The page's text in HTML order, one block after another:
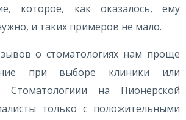
которое, как оказалось, ему
и таких примеров не мало.
о стоматологиях нам проще
при выборе клиники или
Стоматологиии на Пионерской
только с положительными